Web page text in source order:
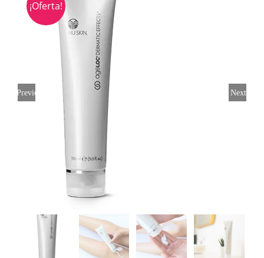
¡Oferta!
Previous Next